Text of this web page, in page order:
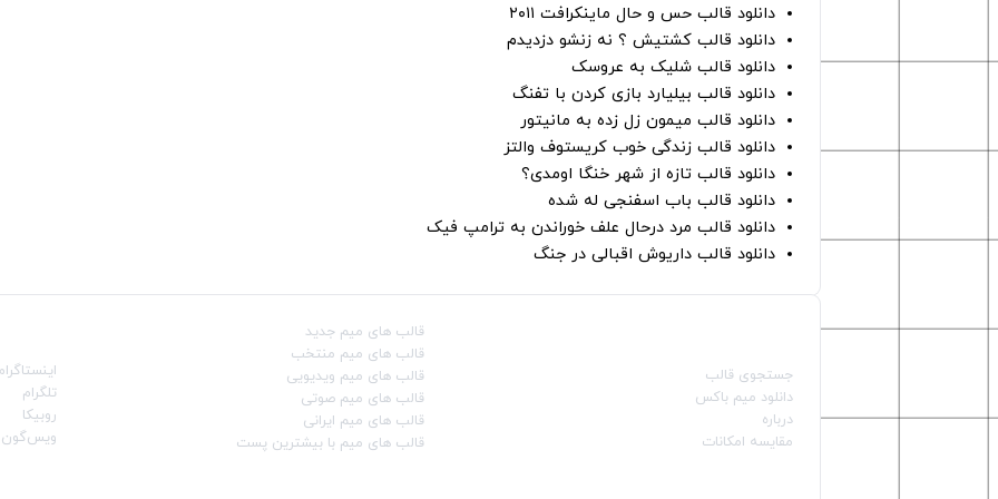
دانلود قالب حس و حال ماینکرافت ۲۰۱۱
دانلود قالب کشتیش ؟ نه زنشو دزدیدم
دانلود قالب شلیک به عروسک
دانلود قالب بیلیارد بازی کردن با تفنگ
دانلود قالب میمون زل زده به مانیتور
دانلود قالب زندگی خوب کریستوف والتز
دانلود قالب تازه از شهر خنگا اومدی؟
دانلود قالب باب اسفنجی له شده
دانلود قالب مرد درحال علف خوراندن به ترامپ فیک
دانلود قالب داریوش اقبالی در جنگ
جستجوی قالب
دانلود میم باکس
درباره
مقایسه امکانات
قالب‌ های میم جدید
قالب‌ های میم منتخب
قالب‌ های میم ویدیویی
قالب‌ های میم صوتی
قالب‌ های میم ایرانی
قالب‌ های میم با بیشترین پست
تلگرام
روبیکا
ویس‌گون